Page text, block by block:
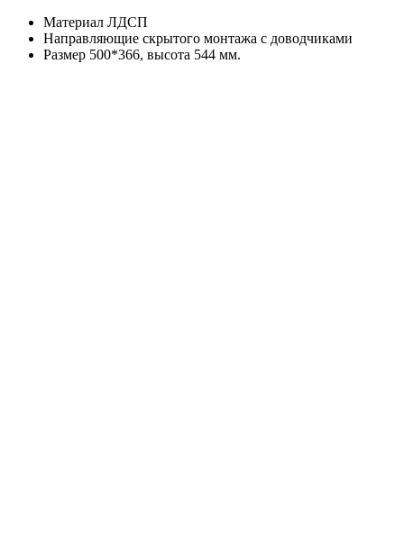
Материал ЛДСП
Направляющие скрытого монтажа с доводчиками
Размер 500*366, высота 544 мм.